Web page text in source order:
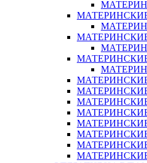
МАТЕРИНСКИЕ
МАТЕРИНСКИЕ
МАТЕРИНСКИЕ
МАТЕРИНСКИЕ
МАТЕРИНСКИЕ
МАТЕРИНСКИЕ
МАТЕРИНСКИЕ